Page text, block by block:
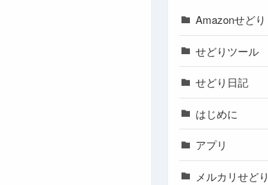
Amazonせどり
せどりツール
せどり日記
はじめに
アプリ
メルカリせどり